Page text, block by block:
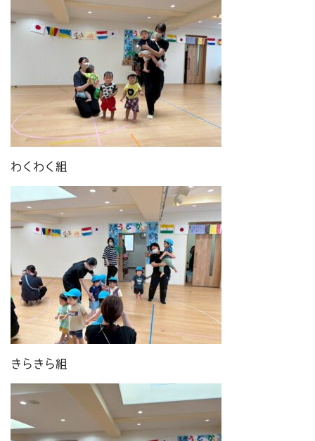
わくわく組
きらきら組